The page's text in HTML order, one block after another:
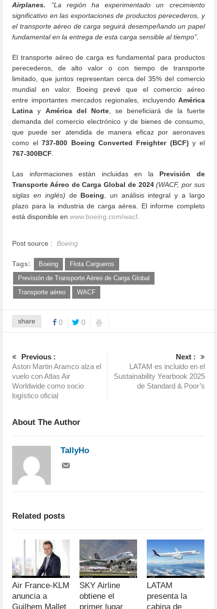
Airplanes.
“La región ha experimentado un crecimiento
significativo en las exportaciones de productos perecederos, y
el transporte aéreo de carga seguirá desempeñando un papel
fundamental en la entrega de esta carga sensible al tiempo”.
El transporte aéreo de carga es fundamental para productos
perecederos, de alto valor o con tiempo de transporte
limitado, que juntos representan cerca del 35% del comercio
mundial en valor. Boeing prevé que el comercio aéreo
entre importantes mercados regionales, incluyendoAmérica
Latina y América del Norte, se beneficiará de la fuerte
demanda del comercio electrónico y de bienes de consumo,
que puede ser atendida de manera eficaz por aeronaves
como el737-800 Boeing Converted Freighter (BCF) y el
767-300BCF
Las informaciones están incluidas en la Previsión de
Transporte Aéreo de Carga Global de 2024 (WACF, por sus
siglas en inglés) de Boeing , un análisis integral y a largo
plazo para la industria de carga aérea. El informe completo
está disponible enwww.boeing.com/wacf
Post source : Boeing
Tags: Boeing
Flota Cargueros
Previsión de Transporte Aéreo de Carga Global
Transporte aéreo
WACF
share 0 0
Previous :
Aston Martin Aramco alza el
vuelo con Atlas Air
Worldwide como socio
logístico oficial
Next :
LATAM es incluido en el
Sustainability Yearbook 2025
de Standard & Poor’s
About The Author
TallyHo
Related posts
Air France-KLM
anuncia a
Guilhem Mallet
SKY Airline
obtiene el
primer lugar
LATAM
presenta la
cabina de